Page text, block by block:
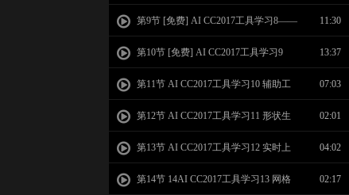
变换工具 旋转 缩放 自由变换等
第9节 [免费] AI CC2017工具学习8——
图形填充描边设置 渐变色设置学习
11:30
第10节 [免费] AI CC2017工具学习9
——图形属性学习 宽高描边 对齐分布等
13:37
第11节 AI CC2017工具学习10 辅助工
具-吸管 度量 切片 画板工具 放大镜 手形学
习
07:03
第12节 AI CC2017工具学习11 形状生
成工具
02:01
第13节 AI CC2017工具学习12 实时上
色工具，实时上色选择工具
04:02
第14节 14AI CC2017工具学习13 网格 02:17